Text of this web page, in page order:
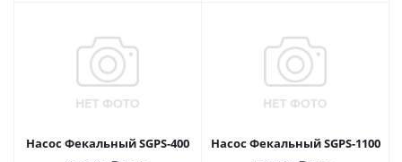
Насос Фекальный SGPS-400 Насос Фекальный SGPS-1100